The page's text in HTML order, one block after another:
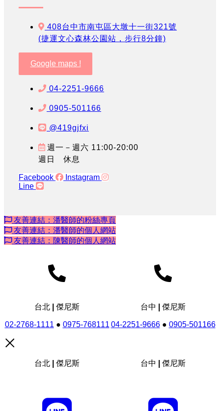
408台中市南屯區大墩十一街321號
(捷運文心森林公園站，步行8分鐘)
Google maps !
04-2251-9666
0905-501166
@419gjfxi
週一－週六 11:00-20:00
週日 休息
Facebook
Instagram
Line
友善連結：潘醫師的粉絲專頁
友善連結：潘醫師的個人網站
友善連結：陳醫師的個人網站
台北 | 傑尼斯
02-2768-1111 ● 0975-768111
台中 | 傑尼斯
04-2251-9666● 0905-501166
台北 | 傑尼斯 台中 | 傑尼斯